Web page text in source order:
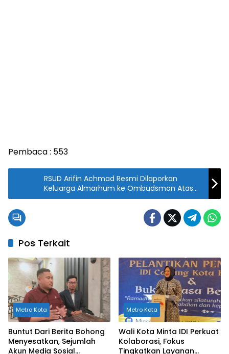
Pembaca : 553
RSUD Arifin Achmad Resmi Dilaporkan
Keluarga Almarhum ke Ombudsman Atas
Dugaan Penolakan Pasien
Pos Terkait
Metro Kota
Buntut Dari Berita Bohong
Menyesatkan, Sejumlah
Akun Media Sosial
Metro Kota
Wali Kota Minta IDI Perkuat
Kolaborasi, Fokus
Tingkatkan Layanan